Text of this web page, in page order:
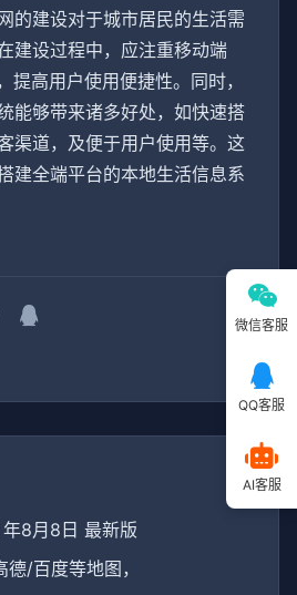
的建设对于城市居民的生活需
建设过程中，应注重移动端
提高用户使用便捷性。同时，
能够带来诸多好处，如快速搭
渠道，及便于用户使用等。这
建全端平台的本地生活信息系
8月8日 最新版
/百度等地图，
微信客服
QQ客服
AI客服